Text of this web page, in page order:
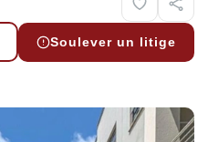
Soulever un litige